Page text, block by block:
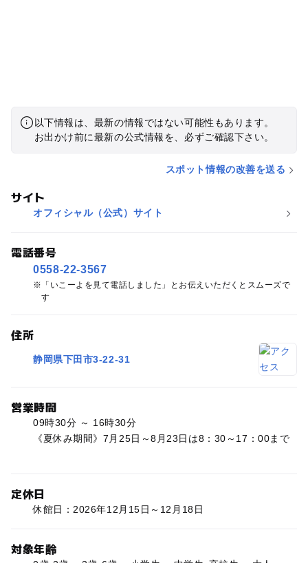
以下情報は、最新の情報ではない可能性もあります。
お出かけ前に最新の公式情報を、必ずご確認下さい。
スポット情報の改善を送る
サイト
オフィシャル（公式）サイト
電話番号
0558-22-3567
「いこーよを見て電話しました」とお伝えいただくとスムーズで
す
住所
静岡県下田市3-22-31
営業時間
09時30分 ～ 16時30分
《夏休み期間》7月25日～8月23日は8：30～17：00まで
定休日
休館日：2026年12月15日～12月18日
対象年齢